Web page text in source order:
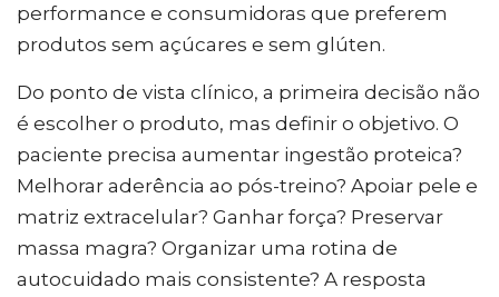
performance e consumidoras que preferem
produtos sem açúcares e sem glúten.
Do ponto de vista clínico, a primeira decisão não
é escolher o produto, mas definir o objetivo. O
paciente precisa aumentar ingestão proteica?
Melhorar aderência ao pós-treino? Apoiar pele e
matriz extracelular? Ganhar força? Preservar
massa magra? Organizar uma rotina de
autocuidado mais consistente? A resposta